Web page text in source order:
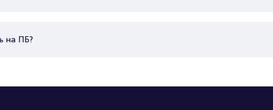
на ПБ?